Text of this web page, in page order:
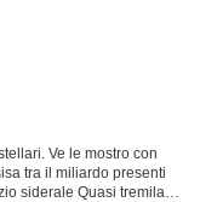
Ve le mostro con
tra il miliardo presenti
siderale Quasi tremila